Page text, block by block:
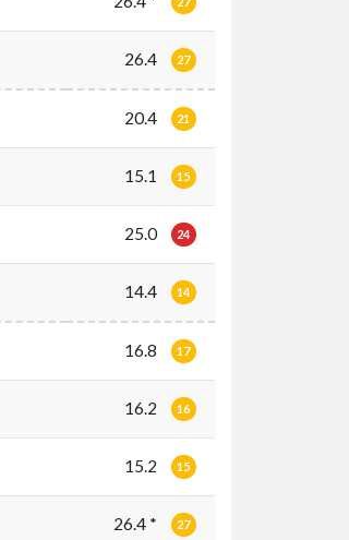
26.4 27
20.4 21
15.1 15
25.0 24
14.4 14
16.8 17
16.2 16
15.2 15
26.4 * 27